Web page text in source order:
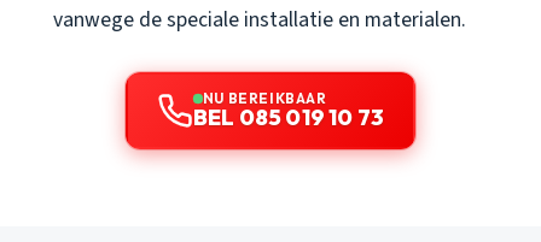
vanwege de speciale installatie en materialen.
NU BEREIKBAAR
BEL 085 019 10 73